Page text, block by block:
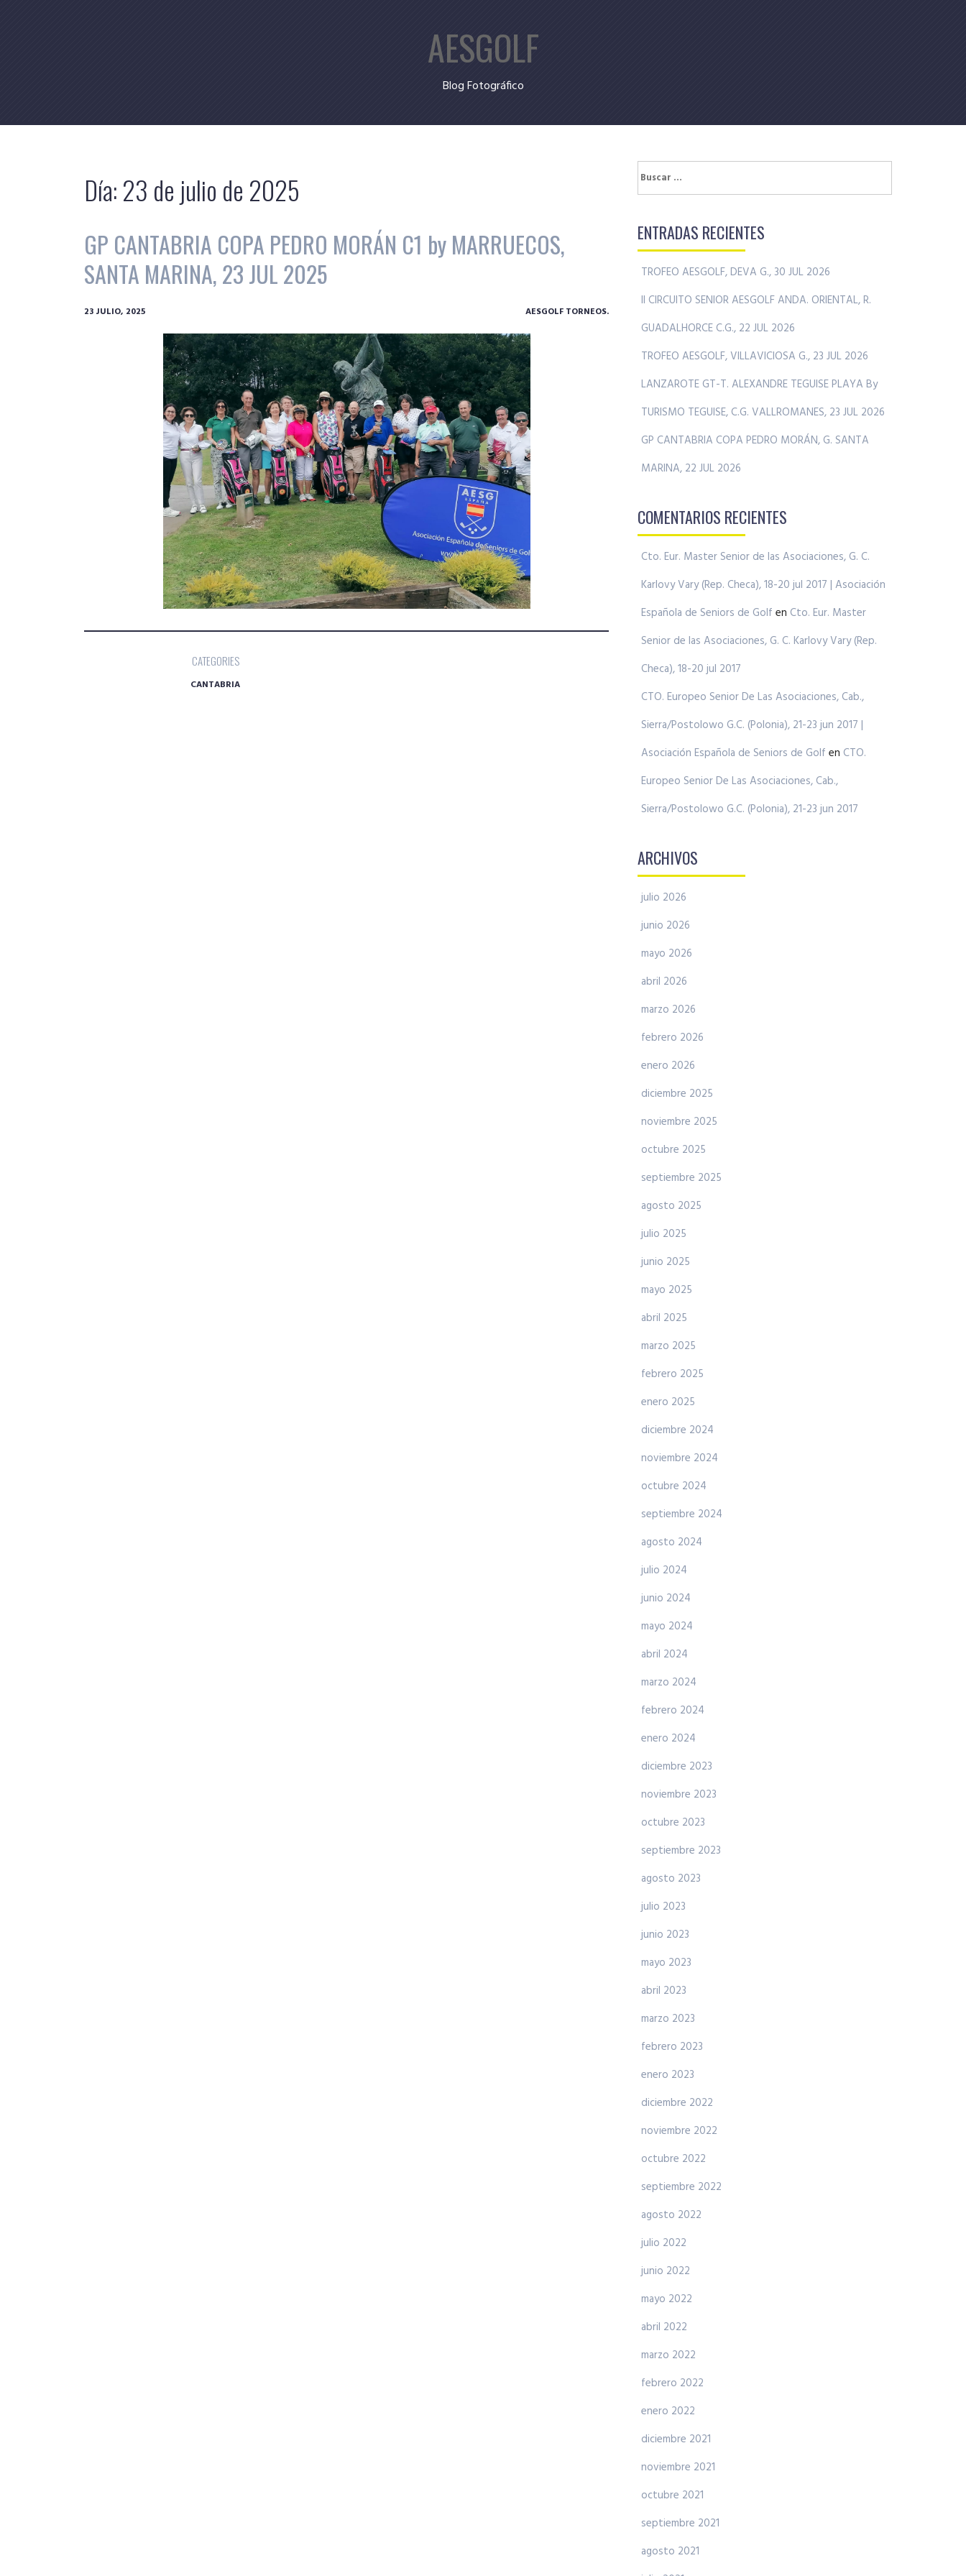
AESGOLF
Blog Fotográfico
Día:23 de julio de 2025
GP CANTABRIA COPA PEDRO MORÁN C1 by MARRUECOS,
SANTA MARINA, 23 JUL 2025
23 JULIO, 2025 AESGOLF TORNEOS.
CATEGORIES
CANTABRIA
Buscar:
ENTRADAS RECIENTES
TROFEO AESGOLF, DEVA G., 30 JUL 2026
II CIRCUITO SENIOR AESGOLF ANDA. ORIENTAL, R.
GUADALHORCE C.G., 22 JUL 2026
TROFEO AESGOLF, VILLAVICIOSA G., 23 JUL 2026
LANZAROTE GT-T. ALEXANDRE TEGUISE PLAYA By
TURISMO TEGUISE, C.G. VALLROMANES, 23 JUL 2026
GP CANTABRIA COPA PEDRO MORÁN, G. SANTA
MARINA, 22 JUL 2026
COMENTARIOS RECIENTES
Cto. Eur. Master Senior de las Asociaciones, G. C.
Karlovy Vary (Rep. Checa), 18-20 jul 2017 | Asociación
Española de Seniors de Golf en Cto. Eur. Master
Senior de las Asociaciones, G. C. Karlovy Vary (Rep.
Checa), 18-20 jul 2017
CTO. Europeo Senior De Las Asociaciones, Cab.,
Sierra/Postolowo G.C. (Polonia), 21-23 jun 2017 |
Asociación Española de Seniors de Golf en CTO.
Europeo Senior De Las Asociaciones, Cab.,
Sierra/Postolowo G.C. (Polonia), 21-23 jun 2017
ARCHIVOS
julio 2026
junio 2026
mayo 2026
abril 2026
marzo 2026
febrero 2026
enero 2026
diciembre 2025
noviembre 2025
octubre 2025
septiembre 2025
agosto 2025
julio 2025
junio 2025
mayo 2025
abril 2025
marzo 2025
febrero 2025
enero 2025
diciembre 2024
noviembre 2024
octubre 2024
septiembre 2024
agosto 2024
julio 2024
junio 2024
mayo 2024
abril 2024
marzo 2024
febrero 2024
enero 2024
diciembre 2023
noviembre 2023
octubre 2023
septiembre 2023
agosto 2023
julio 2023
junio 2023
mayo 2023
abril 2023
marzo 2023
febrero 2023
enero 2023
diciembre 2022
noviembre 2022
octubre 2022
septiembre 2022
agosto 2022
julio 2022
junio 2022
mayo 2022
abril 2022
marzo 2022
febrero 2022
enero 2022
diciembre 2021
noviembre 2021
octubre 2021
septiembre 2021
agosto 2021